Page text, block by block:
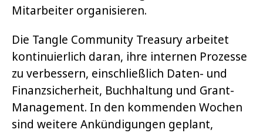
Mitarbeiter organisieren.
Die Tangle Community Treasury arbeitet
kontinuierlich daran, ihre internen Prozesse
zu verbessern, einschließlich Daten- und
Finanzsicherheit, Buchhaltung und Grant-
Management. In den kommenden Wochen
sind weitere Ankündigungen geplant,